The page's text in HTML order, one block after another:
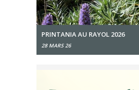
PRINTANIA AU RAYOL 2026
28 MARS 26